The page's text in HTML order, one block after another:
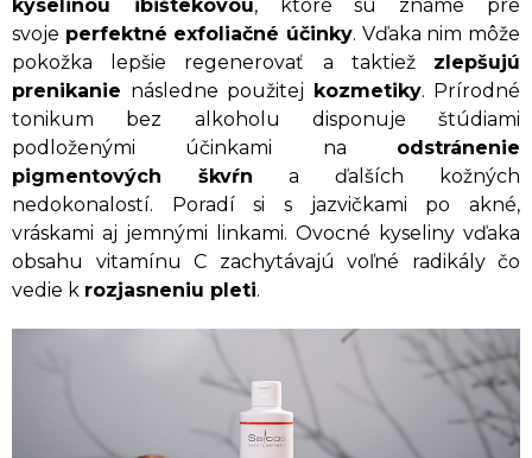
kyselinou ibištekovou, ktoré sú známe pre
svoje perfektné exfoliačné účinky. Vďaka nim môže
pokožka lepšie regenerovať a taktiež zlepšujú
prenikanie následne použitej kozmetiky. Prírodné
tonikum bez alkoholu disponuje štúdiami
podloženými účinkami na odstránenie
pigmentových škvŕn a ďalších kožných
nedokonalostí. Poradí si s jazvičkami po akné,
vráskami aj jemnými linkami. Ovocné kyseliny vďaka
obsahu vitamínu C zachytávajú voľné radikály čo
vedie k rozjasneniu pleti.